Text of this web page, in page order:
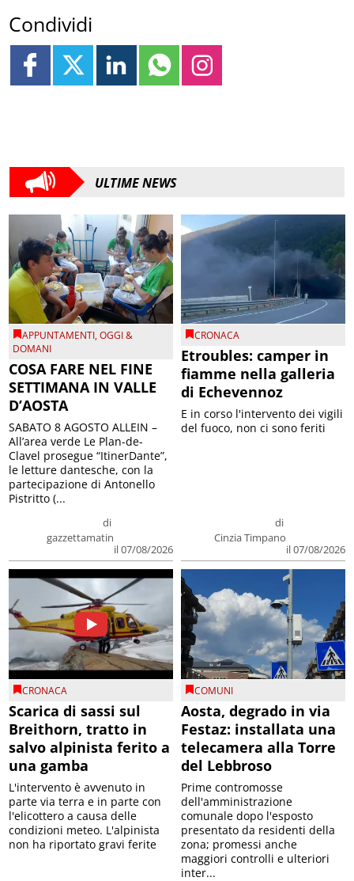
Condividi
ULTIME NEWS
APPUNTAMENTI,OGGI &
DOMANI
COSA FARE NEL FINE
SETTIMANA IN VALLE
D’AOSTA
di
gazzettamatin
il 07/08/2026
SABATO 8 AGOSTO ALLEIN –
All’area verde Le Plan-de-
Clavel prosegue “ItinerDante”,
le letture dantesche, con la
partecipazione di Antonello
Pistritto (...
CRONACA
Etroubles: camper in
fiamme nella galleria
di Echevennoz
di
Cinzia Timpano
il 07/08/2026
E in corso l'intervento dei vigili
del fuoco, non ci sono feriti
CRONACA
Scarica di sassi sul
Breithorn, tratto in
salvo alpinista ferito a
una gamba
L'intervento è avvenuto in
parte via terra e in parte con
l'elicottero a causa delle
condizioni meteo. L'alpinista
non ha riportato gravi ferite
COMUNI
Aosta, degrado in via
Festaz: installata una
telecamera alla Torre
del Lebbroso
Prime contromosse
dell'amministrazione
comunale dopo l'esposto
presentato da residenti della
zona; promessi anche
maggiori controlli e ulteriori
inter...